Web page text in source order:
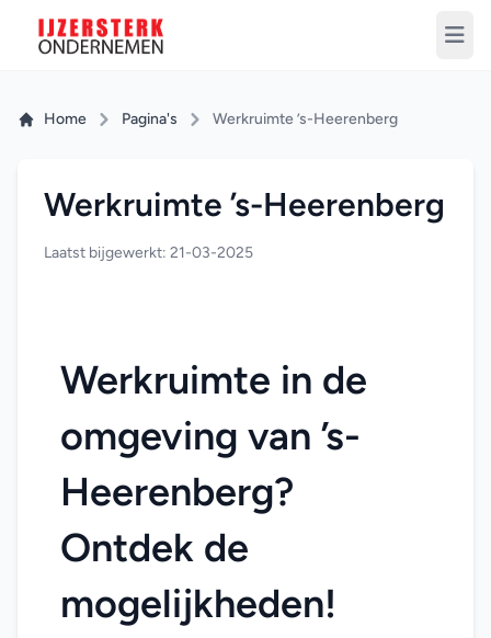
Home Pagina's Werkruimte ’s-Heerenberg
Werkruimte ’s-Heerenberg
Laatst bijgewerkt: 21-03-2025
Werkruimte in de
omgeving van ’s-
Heerenberg?
Ontdek de
mogelijkheden!